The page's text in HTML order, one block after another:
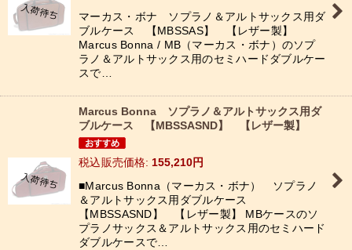
マーカス・ボナ ソプラノ＆アルトサックス用ダ
ブルケース 【MBSSAS】 【レザー製】
Marcus Bonna / MB（マーカス・ボナ）のソプ
ラノ＆アルトサックス用のセミハードダブルケー
スで…
Marcus Bonna ソプラノ＆アルトサックス用ダ
ブルケース 【MBSSASND】 【レザー製】
税込 : 155,210円
■Marcus Bonna（マーカス・ボナ） ソプラノ
＆アルトサックス用ダブルケース
【MBSSASND】 【レザー製】 MBケースのソ
プラノサックス＆アルトサックス用のセミハード
ダブルケースで…